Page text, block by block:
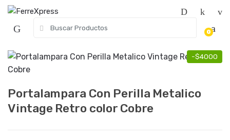
Skip
navigation
Skip
content
for:
0
-$4000
Portalampara Con Perilla Metalico
Vintage Retro color Cobre